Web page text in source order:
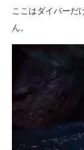
ここはダイバーだ
ん。